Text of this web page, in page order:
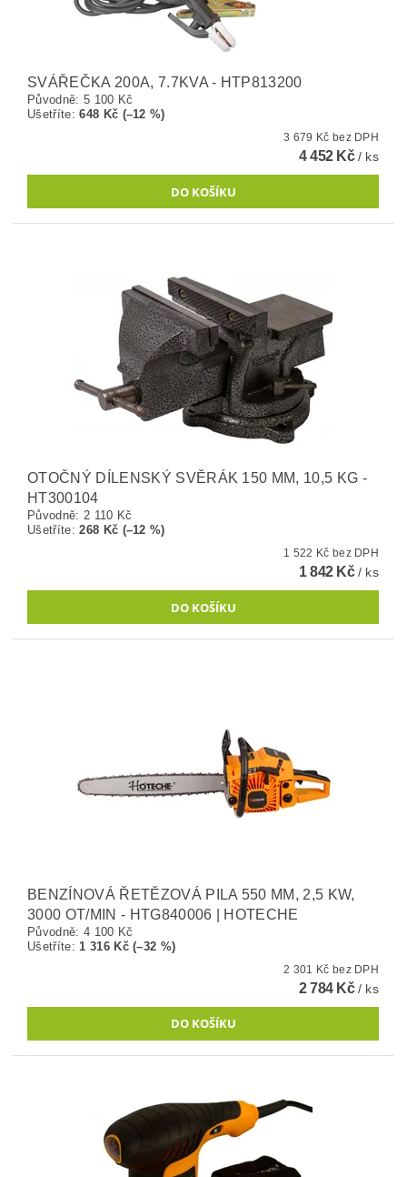
SVÁŘEČKA 200A, 7.7KVA - HTP813200
Původně: 5 100 Kč
Ušetříte:648 Kč (–12 %)
3 679 Kč bez DPH
4 452 Kč/ ks
OTOČNÝ DÍLENSKÝ SVĚRÁK 150 MM, 10,5 KG -
HT300104
Původně: 2 110 Kč
Ušetříte:268 Kč (–12 %)
1 522 Kč bez DPH
1 842 Kč/ ks
BENZÍNOVÁ ŘETĚZOVÁ PILA 550 MM, 2,5 KW,
3000 OT/MIN - HTG840006 | HOTECHE
Původně: 4 100 Kč
Ušetříte: 1 316 Kč (–32 %)
2 301 Kč bez DPH
2 784 Kč/ ks